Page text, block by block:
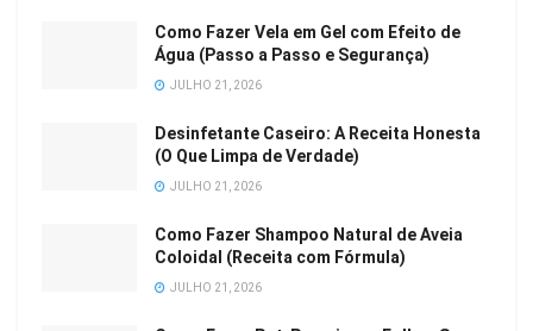
Como Fazer Vela em Gel com Efeito de
Água (Passo a Passo e Segurança)
JULHO 21, 2026
Desinfetante Caseiro: A Receita Honesta
(O Que Limpa de Verdade)
JULHO 21, 2026
Como Fazer Shampoo Natural de Aveia
Coloidal (Receita com Fórmula)
JULHO 21, 2026